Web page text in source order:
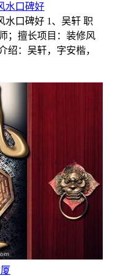
水口碑好
水口碑好 1、吴轩 职
；擅长项目：装修风
绍：吴轩，字安楷，